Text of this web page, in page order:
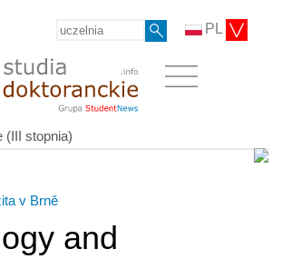
PL
(III stopnia)
v Brně
and